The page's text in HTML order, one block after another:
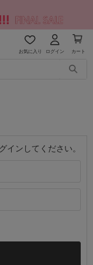
お気に入り ログイン カート
インしてください。